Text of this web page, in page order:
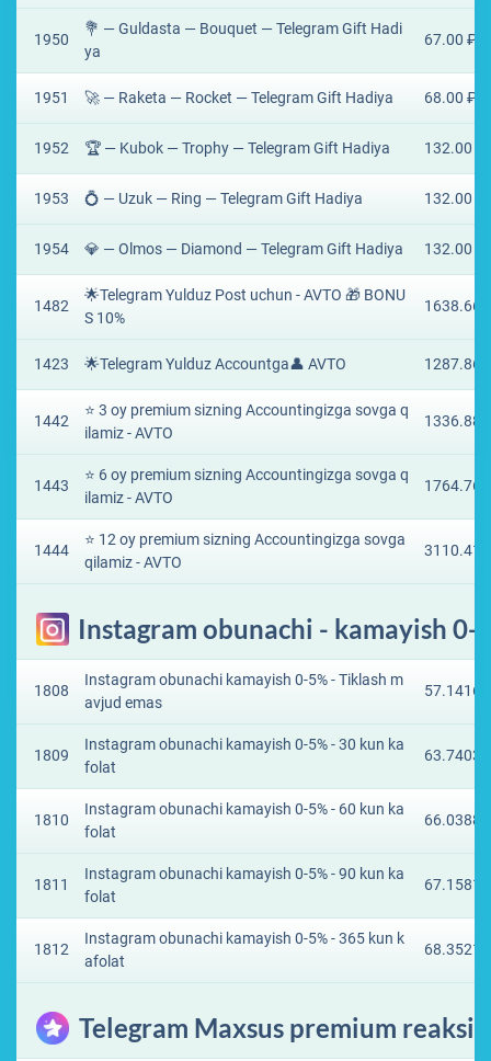
1950
💐 — Guldasta — Bouquet — Telegram Gift Hadi
ya
67.00 ₽
1951 🚀 — Raketa — Rocket — Telegram Gift Hadiya 68.00 ₽
1952 🏆 — Kubok — Trophy — Telegram Gift Hadiya 132.00 ₽
1953 💍 — Uzuk — Ring — Telegram Gift Hadiya 132.00 ₽
1954 💎 — Olmos — Diamond — Telegram Gift Hadiya 132.00 ₽
1482
🌟Telegram Yulduz Post uchun - AVTO 🎁 BONU
S 10%
1423 🌟Telegram Yulduz Accountga👤 AVTO
1442
⭐️ 3 oy premium sizning Accountingizga sovga q
ilamiz - AVTO
1443
⭐️ 6 oy premium sizning Accountingizga sovga q
ilamiz - AVTO
1444
⭐️ 12 oy premium sizning Accountingizga sovga
qilamiz - AVTO
Instagram obunachi - kamayish 0-
1808
Instagram obunachi kamayish 0-5% - Tiklash m
avjud emas
57.1416
1809
Instagram obunachi kamayish 0-5% - 30 kun ka
folat
63.7403
1810
Instagram obunachi kamayish 0-5% - 60 kun ka
folat
66.0388
1811
Instagram obunachi kamayish 0-5% - 90 kun ka
folat
67.1581
1812
Instagram obunachi kamayish 0-5% - 365 kun k
afolat
68.3521
Telegram Maxsus premium